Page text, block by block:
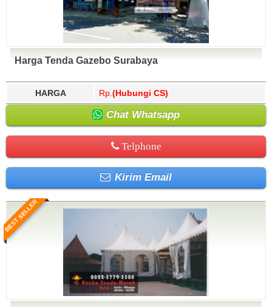
Harga Tenda Gazebo Surabaya
HARGA Rp. (Hubungi CS)
Chat Whatsapp
Telphone
Kirim Email
BEST SELLER